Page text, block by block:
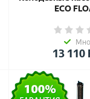
ECO
13 110